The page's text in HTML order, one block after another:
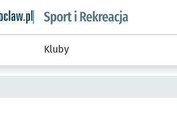
informacyjny wroclaw.pl podserwis:
Kluby